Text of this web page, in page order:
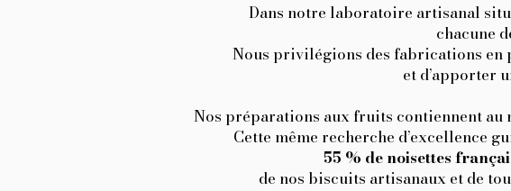
Dans notre laboratoire artisanal
chacune
Nous privilégions des fabrications en
et d’apporter
Nos préparations aux fruits contiennent au
Cette même recherche d’excellence
55 % de noisettes
de nos biscuits artisanaux et de